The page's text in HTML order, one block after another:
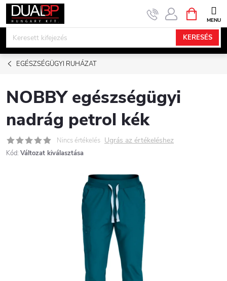
Ugrás
KERESÉS
KOSÁR
EGÉSZSÉGÜGYI RUHÁZAT
NOBBY egészségügyi
nadrág petrol kék
Nincs értékelés Ugrás az értékeléshez
Kód: Változat kiválasztása